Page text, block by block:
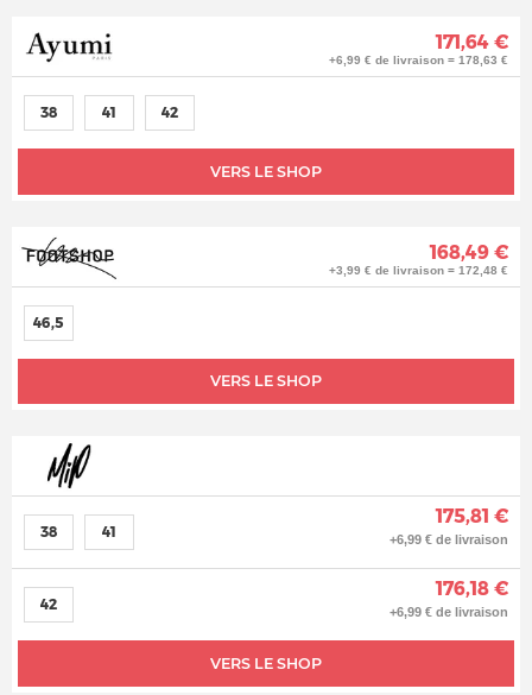
171,64 €
+6,99 € de livraison = 178,63 €
VERS LE SHOP
38 41 42
168,49 €
+3,99 € de livraison = 172,48 €
VERS LE SHOP
46,5
VERS LE SHOP
38 41
175,81 €
+6,99 € de livraison
42
176,18 €
+6,99 € de livraison